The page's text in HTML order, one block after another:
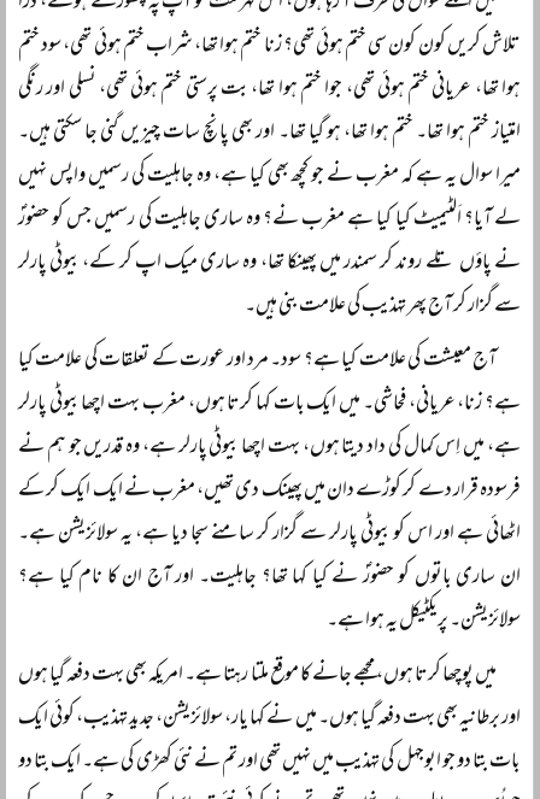
تلاش کریں کون کون سی ختم ہوئی تھی؟ زنا ختم ہوا تھا، شراب ختم ہوئی تھی، سود ختم
ہوا تھا، عریانی ختم ہوئی تھی، جوا ختم ہوا تھا، بت پرستی ختم ہوئی تھی، نسلی اور رنگی
امتیاز ختم ہوا تھا۔ ختم ہوا تھا، ہو گیا تھا۔ اور بھی پانچ سات چیزیں گنی جا سکتی ہیں۔
میرا سوال یہ ہے کہ مغرب نے جو کچھ بھی کیا ہے، وہ جاہلیت کی رسمیں واپس نہیں
لے آیا؟ اَلٹیمیٹ کیا کیا ہے مغرب نے؟ وہ ساری جاہلیت کی رسمیں جس کو حضورؐ
نے پاؤں تلے روند کر سمندر میں پھینکا تھا، وہ ساری میک اپ کر کے، بیوٹی پارلر
سے گزار کر آج پھر تہذیب کی علامت بنی ہیں۔
آج معیشت کی علامت کیا ہے؟ سود۔ مرد اور عورت کے تعلقات کی علامت کیا
ہے؟ زنا، عریانی، فحاشی۔ میں ایک بات کہا کرتا ہوں، مغرب بہت اچھا بیوٹی پارلر
ہے، میں اِس کمال کی داد دیتا ہوں، بہت اچھا بیوٹی پارلر ہے، وہ قدریں جو ہم نے
فرسودہ قرار دے کر کوڑے دان میں پھینک دی تھیں، مغرب نے ایک ایک کر کے
اٹھائی ہے اور اس کو بیوٹی پارلر سے گزار کر سامنے سجا دیا ہے، یہ سولائزیشن ہے۔
ان ساری باتوں کو حضورؐ نے کیا کہا تھا؟ جاہلیت۔ اور آج ان کا نام کیا ہے؟
سولائزیشن۔ پریکٹیکل یہ ہوا ہے۔
میں پوچھا کرتا ہوں، مجھے جانے کا موقع ملتا رہتا ہے۔ امریکہ بھی بہت دفعہ گیا ہوں
اور برطانیہ بھی بہت دفعہ گیا ہوں۔ میں نے کہا یار، سولائزیشن، جدید تہذیب، کوئی ایک
بات بتا دو جو ابوجہل کی تہذیب میں نہیں تھی اور تم نے نئی کھڑی کی ہے۔ ایک بتا دو